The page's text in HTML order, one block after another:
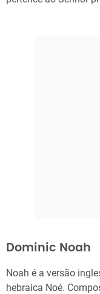
Dominic Noah
Noah é a versão
hebraica Noé.